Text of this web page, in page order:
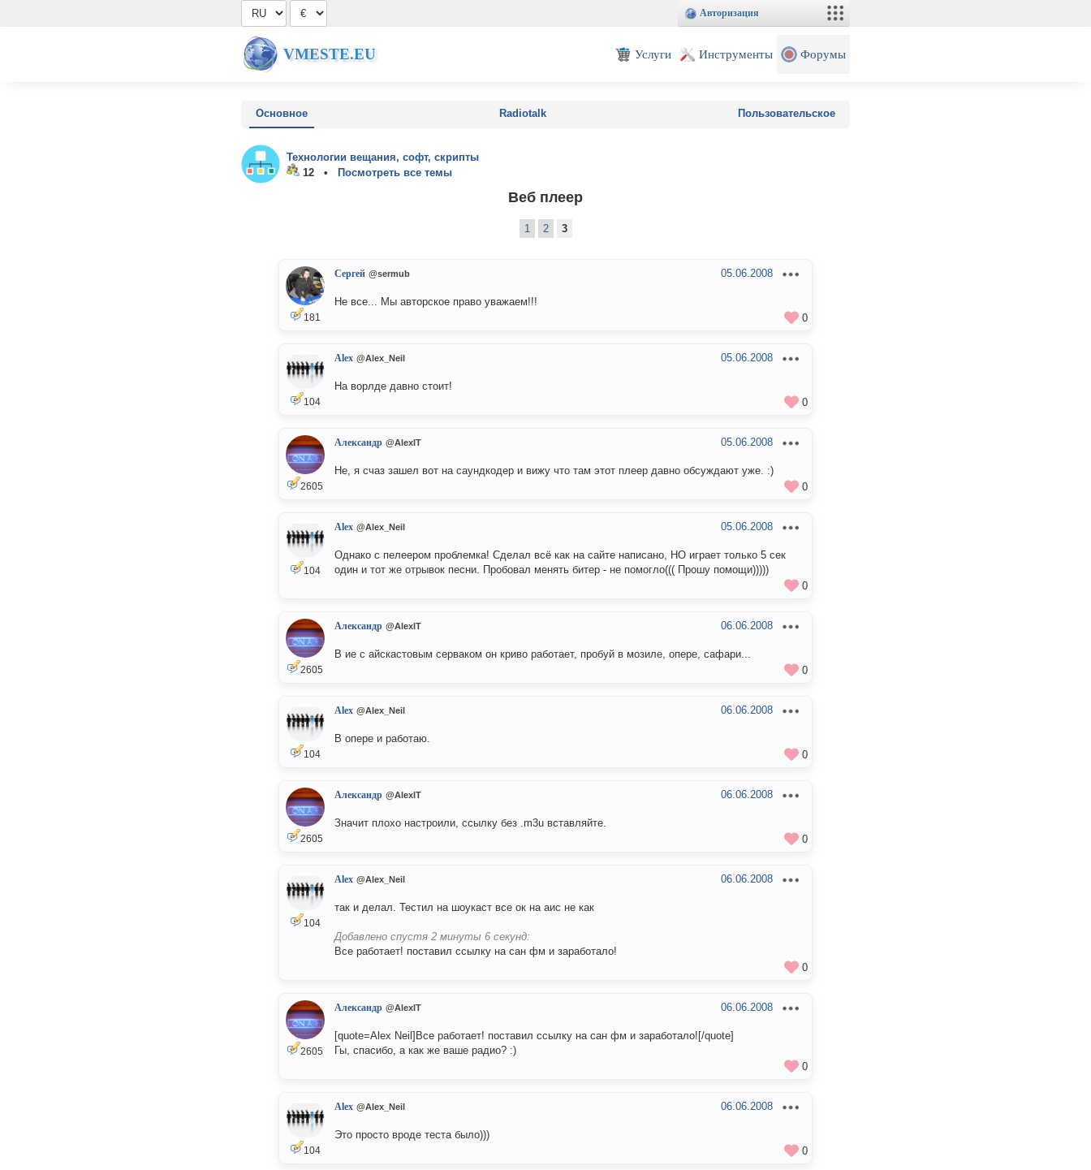
Авторизация
VMESTE.EU Услуги Инструменты Форумы
Основное Radiotalk Пользовательское
Технологии вещания, софт, скрипты
12 •
Посмотреть все темы
Веб плеер
1 2 3
181
Сергей @sermub 05.06.2008
Не все... Мы авторское право уважаем!!!
0
104
Alex @Alex_Neil 05.06.2008
На ворлде давно стоит!
0
2605
Александр @AlexIT 05.06.2008
Не, я счаз зашел вот на саундкодер и вижу что там этот плеер давно обсуждают уже. :)
0
104
Alex @Alex_Neil 05.06.2008
Однако с пелеером проблемка! Сделал всё как на сайте написано, НО играет только 5 сек
один и тот же отрывок песни. Пробовал менять битер - не помогло((( Прошу помощи)))))
0
2605
Александр @AlexIT 06.06.2008
В ие с айскастовым серваком он криво работает, пробуй в мозиле, опере, сафари...
0
104
Alex @Alex_Neil 06.06.2008
В опере и работаю.
0
2605
Александр @AlexIT 06.06.2008
Значит плохо настроили, ссылку без .m3u вставляйте.
0
104
Alex @Alex_Neil 06.06.2008
так и делал. Тестил на шоукаст все ок на аис не как
Добавлено спустя 2 минуты 6 секунд:
Все работает! поставил ссылку на сан фм и заработало!
0
2605
Александр @AlexIT 06.06.2008
[quote=Alex Neil]Все работает! поставил ссылку на сан фм и заработало![/quote]
Гы, спасибо, а как же ваше радио? :)
0
104
Alex @Alex_Neil 06.06.2008
Это просто вроде теста было)))
0